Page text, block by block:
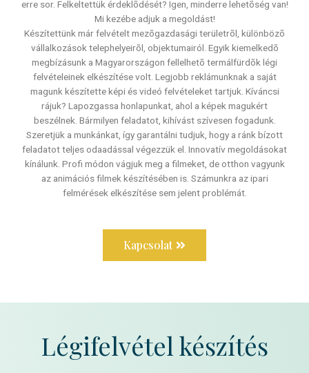
erre sor. Felkeltettük érdeklõdését? Igen, minderre lehetõség van!
Mi kezébe adjuk a megoldást!
Készítettünk már felvételt mezõgazdasági területrõl, különbözõ
vállalkozások telephelyeirõl, objektumairól. Egyik kiemelkedõ
megbízásunk a Magyarországon fellelhetõ termálfürdõk légi
felvételeinek elkészítése volt. Legjobb reklámunknak a saját
magunk készítette képi és videó felvételeket tartjuk. Kíváncsi
rájuk? Lapozgassa honlapunkat, ahol a képek magukért
beszélnek. Bármilyen feladatot, kihívást szívesen fogadunk.
Szeretjük a munkánkat, így garantálni tudjuk, hogy a ránk bízott
feladatot teljes odaadással végezzük el. Innovatív megoldásokat
kínálunk. Profi módon vágjuk meg a filmeket, de otthon vagyunk
az animációs filmek készítésében is. Számunkra az ipari
felmérések elkészítése sem jelent problémát.
Kapcsolat
Légifelvétel készítés